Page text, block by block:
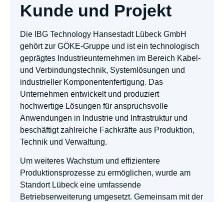
Kunde und Projekt
Die IBG Technology Hansestadt Lübeck GmbH
gehört zur GÖKE-Gruppe und ist ein technologisch
geprägtes Industrieunternehmen im Bereich Kabel-
und Verbindungstechnik, Systemlösungen und
industrieller Komponentenfertigung. Das
Unternehmen entwickelt und produziert
hochwertige Lösungen für anspruchsvolle
Anwendungen in Industrie und Infrastruktur und
beschäftigt zahlreiche Fachkräfte aus Produktion,
Technik und Verwaltung.
Um weiteres Wachstum und effizientere
Produktionsprozesse zu ermöglichen, wurde am
Standort Lübeck eine umfassende
Betriebserweiterung umgesetzt. Gemeinsam mit der